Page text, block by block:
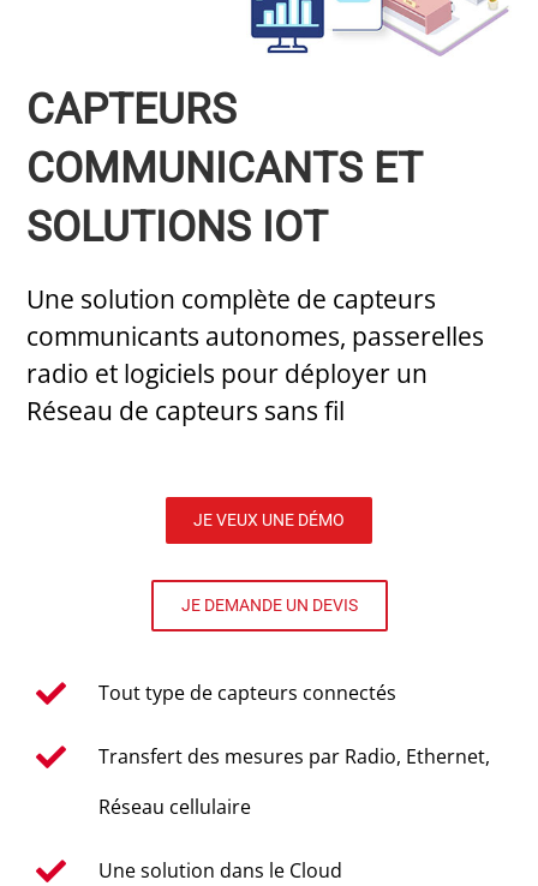
CAPTEURS
COMMUNICANTS ET
SOLUTIONS IOT
Une solution complète de capteurs
communicants autonomes, passerelles
radio et logiciels pour déployer un
Réseau de capteurs sans fil
JE VEUX UNE DÉMO
JE DEMANDE UN DEVIS
Tout type de capteurs connectés
Transfert des mesures par Radio, Ethernet,
Réseau cellulaire
Une solution dans le Cloud